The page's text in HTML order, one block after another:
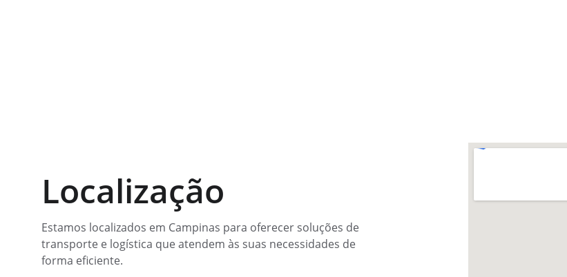
Localização
Estamos localizados em Campinas para oferecer soluções de
transporte e logística que atendem às suas necessidades de
forma eficiente.